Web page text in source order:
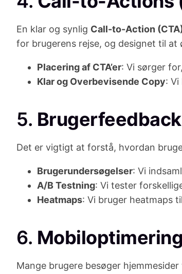
En klar og synlig Call-to-Action
for brugerens rejse, og designet til at
Placering af CTA’er: Vi sørger
Klar og Overbevisende Copy:
5.
Det er vigtigt at forstå, hvordan
Brugerundersøgelser: Vi
A/B Testning: Vi tester
Heatmaps: Vi bruger heatmaps
6. Mobiloptimering
Mange brugere besøger